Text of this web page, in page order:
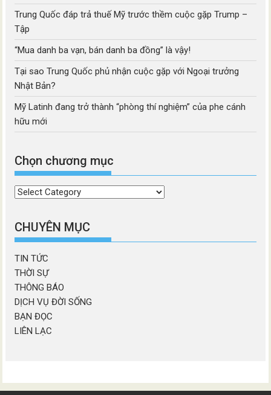
Trung Quốc đáp trả thuế Mỹ trước thềm cuộc gặp Trump –
Tập
“Mua danh ba vạn, bán danh ba đồng” là vậy!
Tại sao Trung Quốc phủ nhận cuộc gặp với Ngoại trưởng
Nhật Bản?
Mỹ Latinh đang trở thành “phòng thí nghiệm” của phe cánh
hữu mới
Chọn chương mục
Chọn
mục
CHUYÊN MỤC
TIN TỨC
THỜI SỰ
THÔNG BÁO
DỊCH VỤ ĐỜI SỐNG
BẠN ĐỌC
LIÊN LẠC